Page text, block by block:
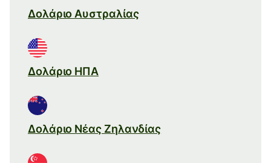
Δολάριο Αυστραλίας
Δολάριο ΗΠΑ
Δολάριο Νέας Ζηλανδίας